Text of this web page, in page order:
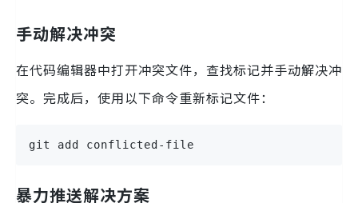
手动解决冲突
在代码编辑器中打开冲突文件，查找标记并手动解决冲
突。完成后，使用以下命令重新标记文件：
git add conflicted-file
暴力推送解决方案